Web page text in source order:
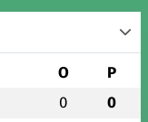
O P
0 0